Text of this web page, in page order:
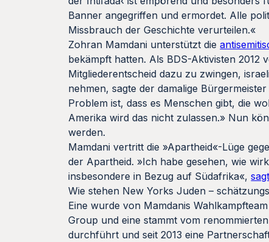
Banner angegriffen und ermordet. Alle
Missbrauch der Geschichte verurteilen.«
Zohran Mamdani unterstützt die
bekämpft hatten. Als BDS-Aktivisten 2012
Mitgliederentscheid dazu zu zwingen,
nehmen, sagte der damalige
Problem ist, dass es Menschen gibt, die
Amerika wird das nicht zulassen.» Nun
werden.
Mamdani vertritt die »Apartheid«-Lüge
der Apartheid. »Ich habe gesehen, wie
insbesondere in Bezug auf Südafrika«,sagt
Wie stehen New Yorks Juden –
Eine wurde von Mamdanis
Group und eine stammt vom
durchführt und seit 2013 eine